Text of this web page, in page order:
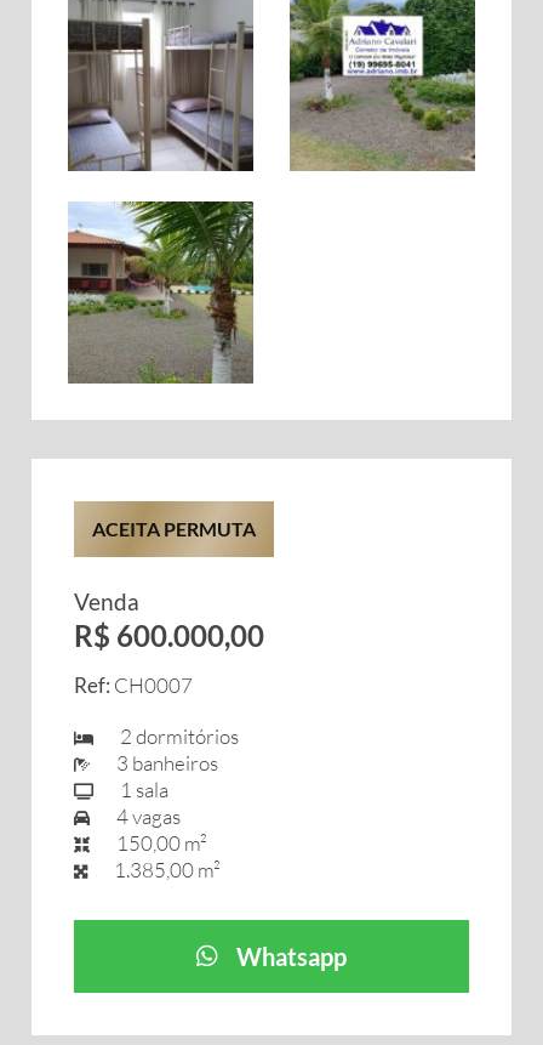
ACEITA PERMUTA
Venda
R$ 600.000,00
Ref: CH0007
2 dormitórios
3 banheiros
1 sala
4 vagas
150,00 m²
1.385,00 m²
Whatsapp